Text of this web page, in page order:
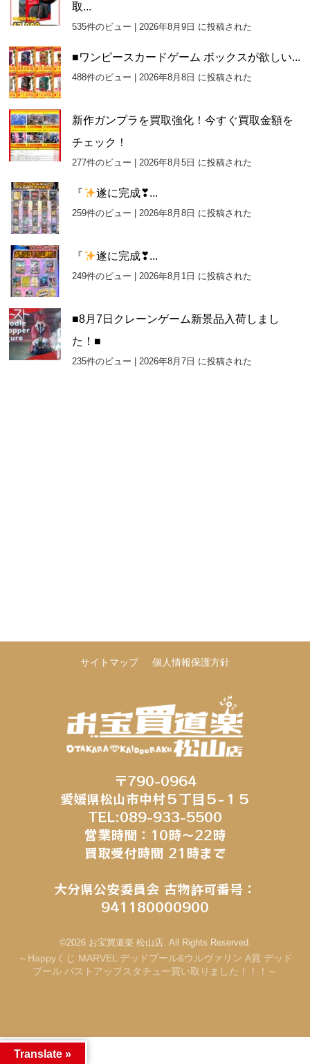
取...
535件のビュー |2026年8月9日 に投稿された
■ワンピースカードゲーム ボックスが欲しい...
488件のビュー |2026年8月8日 に投稿された
新作ガンプラを買取強化！今すぐ買取金額を
チェック！
277件のビュー |2026年8月5日 に投稿された
『 遂に完成❣...
259件のビュー |2026年8月8日 に投稿された
『 遂に完成❣...
249件のビュー |2026年8月1日 に投稿された
■8月7日クレーンゲーム新景品入荷しまし
た！■
235件のビュー |2026年8月7日 に投稿された
サイトマップ 個人情報保護方針
〒790-0964
愛媛県松山市中村５丁目５−１５
TEL:089-933-5500
営業時間：10時～22時
買取受付時間 21時まで
大分県公安委員会 古物許可番号：
941180000900
©2026 お宝買道楽 松山店. All Rights Reserved.
～Happyくじ MARVEL デッドプール&ウルヴァリン A賞 デッド
プール バストアップスタチュー買い取りました！！！～
Translate »